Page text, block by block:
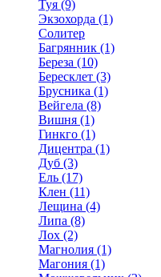
Туя (9)
Экзохорда (1)
Солитер
Багрянник (1)
Береза (10)
Бересклет (3)
Брусника (1)
Вейгела (8)
Вишня (1)
Гинкго (1)
Дицентра (1)
Дуб (3)
Ель (17)
Клен (11)
Лещина (4)
Липа (8)
Лох (2)
Магнолия (1)
Магония (1)